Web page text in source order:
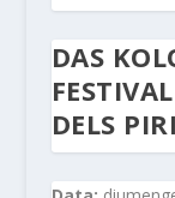
DAS
DELS